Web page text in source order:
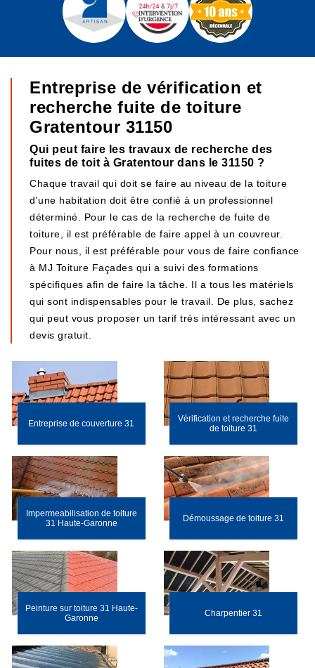
Entreprise de vérification et
recherche fuite de toiture
Gratentour 31150
Qui peut faire les travaux de recherche des
fuites de toit à Gratentour dans le 31150 ?
Chaque travail qui doit se faire au niveau de la toiture
d'une habitation doit être confié à un professionnel
déterminé. Pour le cas de la recherche de fuite de
toiture, il est préférable de faire appel à un couvreur.
Pour nous, il est préférable pour vous de faire confiance
à MJ Toiture Façades qui a suivi des formations
spécifiques afin de faire la tâche. Il a tous les matériels
qui sont indispensables pour le travail. De plus, sachez
qui peut vous proposer un tarif très intéressant avec un
devis gratuit.
Entreprise de couverture 31
Vérification et recherche fuite
de toiture 31
Impermeabilisation de toiture
31 Haute-Garonne
Démoussage de toiture 31
Peinture sur toiture 31 Haute-
Garonne
Charpentier 31